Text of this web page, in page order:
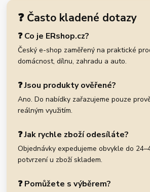
❓ Často kladené dotazy
❓ Co je ERshop.cz?
Český e-shop zaměřený na praktické
domácnost, dílnu, zahradu a auto.
❓ Jsou produkty ověřené?
Ano. Do nabídky zařazujeme pouze
reálným využitím.
❓ Jak rychle zboží odesíláte?
Objednávky expedujeme obvykle do
potvrzení u zboží skladem.
❓ Pomůžete s výběrem?